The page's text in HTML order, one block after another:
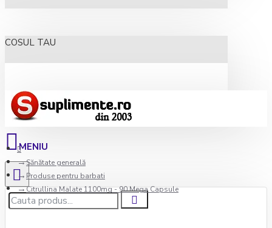
COSUL TAU
Sănătate generală
Produse pentru barbati
Citrullina Malate 1100mg - 90 Mega Capsule